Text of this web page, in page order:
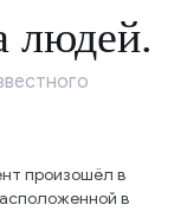
людей.
произошёл в
в